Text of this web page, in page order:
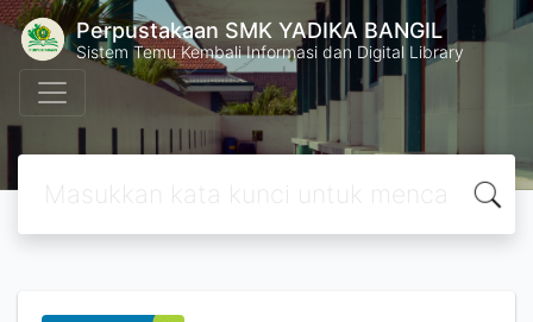
Perpustakaan SMK YADIKA BANGIL
Sistem Temu Kembali Informasi dan Digital Library